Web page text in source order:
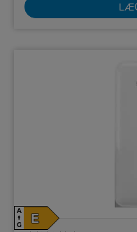
A
↑
G
E